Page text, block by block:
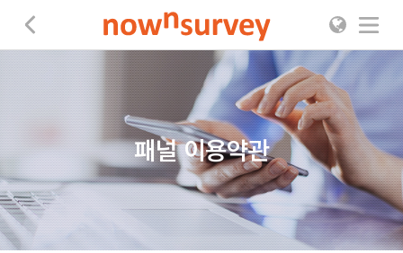
패널 이용약관